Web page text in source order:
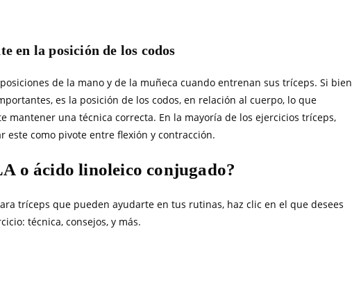
en la posición de los codos
de la mano y de la muñeca cuando entrenan sus tríceps. Si bien
es la posición de los codos, en relación al cuerpo, lo que
mantener una técnica correcta. En la mayoría de los ejercicios tríceps,
este como pivote entre flexión y contracción.
o ácido linoleico conjugado?
tríceps que pueden ayudarte en tus rutinas, haz clic en el que desees
técnica, consejos, y más.